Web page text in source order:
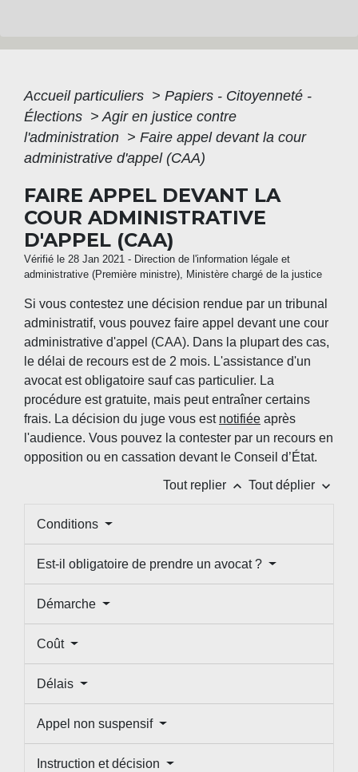
Accueil particuliers > Papiers - Citoyenneté -
Élections > Agir en justice contre
l'administration > Faire appel devant la cour
administrative d'appel (CAA)
FAIRE APPEL DEVANT LA
COUR ADMINISTRATIVE
D'APPEL (CAA)
Vérifié le 28 Jan 2021 - Direction de l'information légale et
administrative (Première ministre), Ministère chargé de la justice
Si vous contestez une décision rendue par un tribunal
administratif, vous pouvez faire appel devant une cour
administrative d'appel (CAA). Dans la plupart des cas,
le délai de recours est de 2 mois. L'assistance d'un
avocat est obligatoire sauf cas particulier. La
procédure est gratuite, mais peut entraîner certains
frais. La décision du juge vous est notifiée après
l'audience. Vous pouvez la contester par un recours en
opposition ou en cassation devant le Conseil d’État.
Tout replier keyboard_arrow_up Tout déplier keyboard_arrow_down
Conditions
Est-il obligatoire de prendre un avocat ?
Démarche
Coût
Délais
Appel non suspensif
Instruction et décision